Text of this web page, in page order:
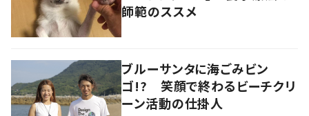
師範のススメ
ブルーサンタに海ごみビン
ゴ!? 笑顔で終わるビーチクリ
ーン活動の仕掛人